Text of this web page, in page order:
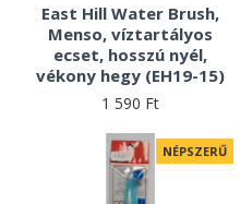
East Hill Water Brush,
Menso, víztartályos
ecset, hosszú nyél,
vékony hegy (EH19-15)
1 590 Ft
NÉPSZERŰ